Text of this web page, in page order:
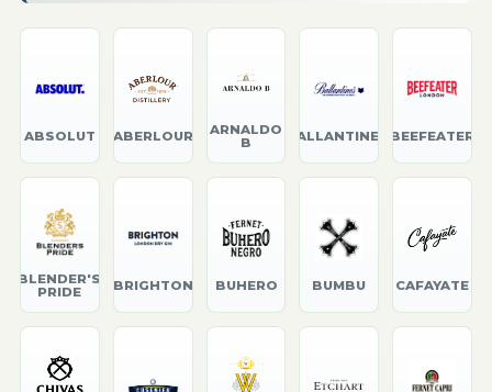
ABSOLUT ABERLOUR
ARNALDO
B
BALLANTINE'S BEEFEATER
BLENDER'S
PRIDE
BRIGHTON BUHERO BUMBU CAFAYATE